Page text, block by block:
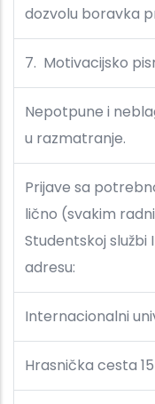
dozvolu boravka
7. Motivacijsko
Nepotpune i
u razmatranje.
Prijave sa
lično (svakim
Studentskoj
adresu:
Internacionalni
Hrasnička cesta 15